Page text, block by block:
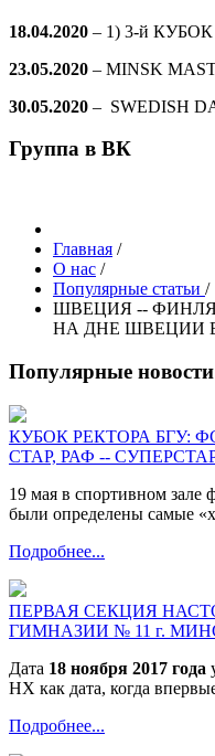
18.04.2020 – 1) 3-й КУБОК
23.05.2020 – MINSK
30.05.2020 – SWEDISH
Группа в ВК
Главная /
О нас /
Популярные статьи /
ШВЕЦИЯ --
НА ДНЕ ШВЕЦИИ
Популярные
КУБОК РЕКТОРА БГУ:
СТАР, РАФ --
19 мая в спортивном зале
были определены самые
Подробнее...
ПЕРВАЯ СЕКЦИЯ
ГИМНАЗИИ № 11 г.
Дата 18 ноября 2017 года
НХ как дата, когда
Подробнее...